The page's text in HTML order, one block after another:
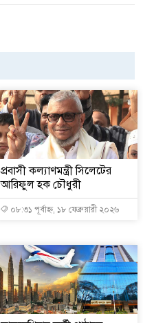
প্রবাসী কল্যাণমন্ত্রী সিলেটের
আরিফুল হক চৌধুরী
০৮:৩১ পূর্বাহ্ন, ১৮ ফেব্রুয়ারী ২০২৬